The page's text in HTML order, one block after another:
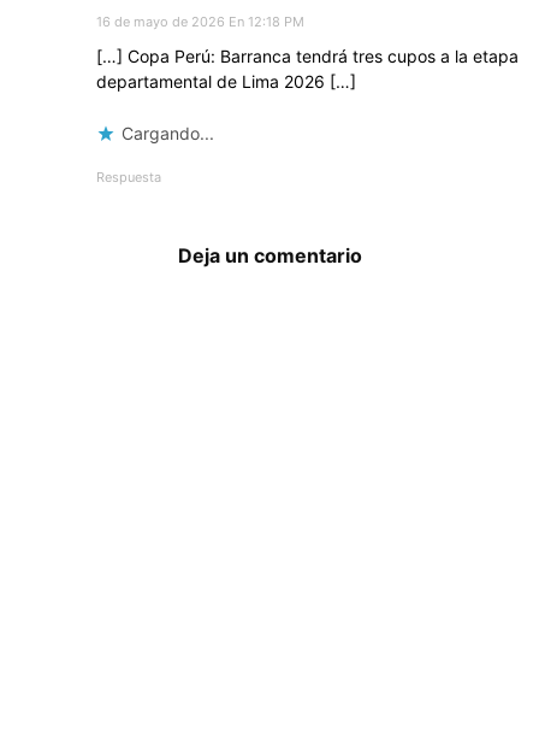
16 de mayo de 2026 En 12:18 PM
[…] Copa Perú: Barranca tendrá tres cupos a la etapa
departamental de Lima 2026 […]
Cargando...
Respuesta
Deja un comentario